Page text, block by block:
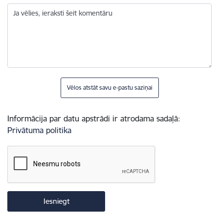
Ja vēlies, ieraksti šeit komentāru
Vēlos atstāt savu e-pastu saziņai
Informācija par datu apstrādi ir atrodama sadaļā:
Privātuma politika